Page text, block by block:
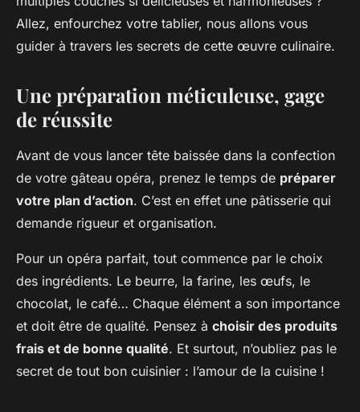
Allez, enfourchez votre tablier, nous allons vous
guider à travers les secrets de cette œuvre culinaire.
Une préparation méticuleuse, gage
de réussite
Avant de vous lancer tête baissée dans la confection
de votre gâteau opéra, prenez le temps de préparer
votre plan d’action. C’est en effet une pâtisserie qui
demande rigueur et organisation.
Pour un opéra parfait, tout commence par le choix
des ingrédients. Le beurre, la farine, les œufs, le
chocolat, le café… Chaque élément a son importance
et doit être de qualité. Pensez à choisir des produits
frais et de bonne qualité. Et surtout, n’oubliez pas le
secret de tout bon cuisinier : l’amour de la cuisine !